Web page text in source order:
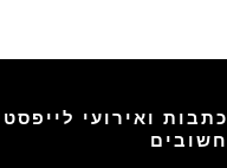
כתבות ואירועי
חשובים